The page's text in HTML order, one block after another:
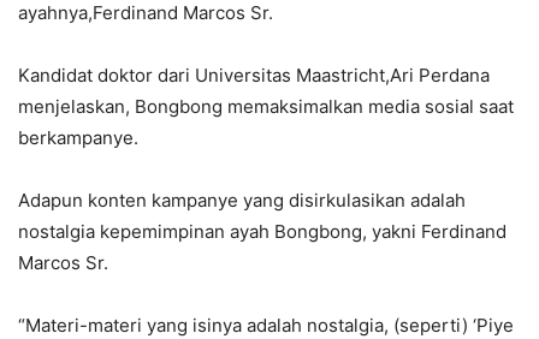
ayahnya,Ferdinand Marcos Sr.
Kandidat doktor dari Universitas Maastricht,Ari Perdana
menjelaskan, Bongbong memaksimalkan media sosial saat
berkampanye.
Adapun konten kampanye yang disirkulasikan adalah
nostalgia kepemimpinan ayah Bongbong, yakni Ferdinand
Marcos Sr.
“Materi-materi yang isinya adalah nostalgia, (seperti) ‘Piye